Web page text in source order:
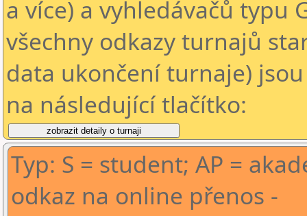
a více) a vyhledávačů typu
všechny odkazy turnajů
data ukončení turnaje)
na následující tlačítko:
Typ: S = student; AP =
odkaz na online přenos -